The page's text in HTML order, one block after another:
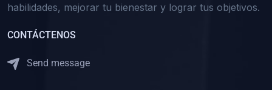
habilidades, mejorar tu bienestar y lograr tus objetivos.
CONTÁCTENOS
Send message